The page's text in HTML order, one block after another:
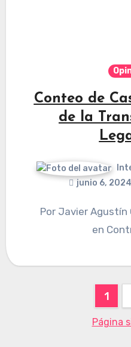
Conteo de
de la
junio 6, 2024
Por Javier Agustín Contreras. Publicado
en
Paginación1
Página